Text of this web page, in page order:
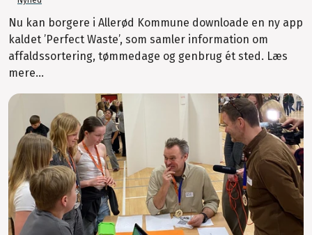
Nu kan borgere i Allerød Kommune downloade en ny app
kaldet ’Perfect Waste’, som samler information om
affaldssortering, tømmedage og genbrug ét sted. Læs
mere...